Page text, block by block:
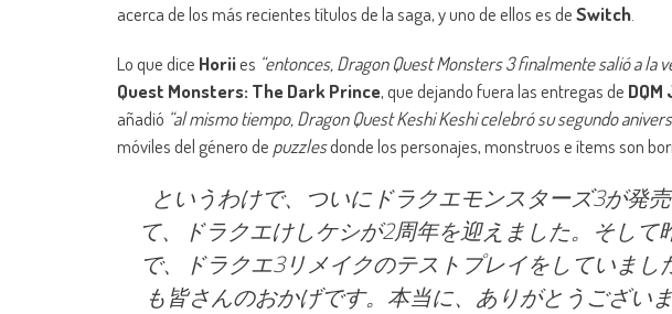
acerca de los más recientes títulos de la saga, y uno de ellos es deSwitch.
Lo que dice Horiies “entonces, Dragon Quest Monsters 3 finalmente salió a la
Quest Monsters: The Dark Prince, que dejando fuera las entregas de
añadió “al mismo tiempo, Dragon Quest Keshi Keshi celebró su segundo
móviles del género de puzzlesdonde los personajes, monstruos e ítems son
というわけで、ついにドラクエモンスターズ3が発
て、ドラクエけしケシが2周年を迎えました。そして
で、ドラクエ3リメイクのテストプレイをしていま
も皆さんのおかげです。本当に、ありがとうございま